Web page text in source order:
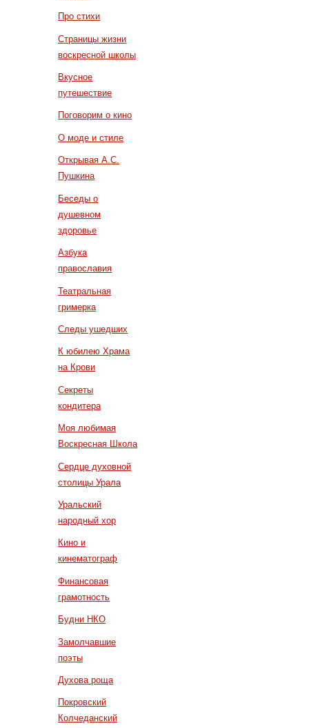
Про стихи
Страницы жизни
воскресной школы
Вкусное
путешествие
Поговорим о кино
О моде и стиле
Открывая А.С.
Пушкина
Беседы о
душевном
здоровье
Азбука
православия
Театральная
гримерка
Следы ушедших
К юбилею Храма
на Крови
Секреты
кондитера
Моя любимая
Воскресная Школа
Сердце духовной
столицы Урала
Уральский
народный хор
Кино и
кинематограф
Финансовая
грамотность
Будни НКО
Замолчавшие
поэты
Духова роща
Покровский
Колчеданский